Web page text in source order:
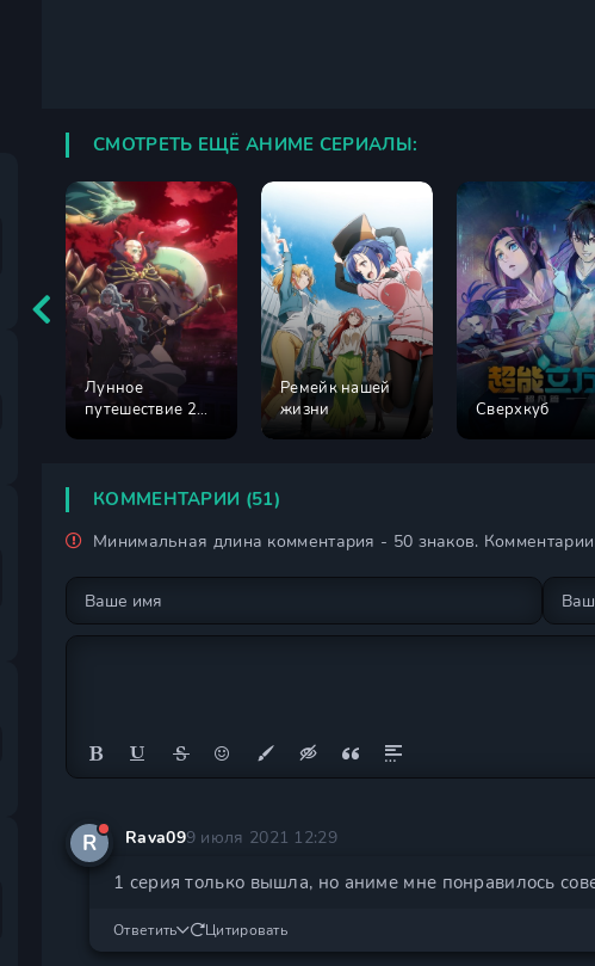
СМОТРЕТЬ ЕЩЁ АНИМЕ СЕРИАЛЫ:
Лунное
путешествие 2
Ремейк нашей
жизни
Сверхкуб
КОММЕНТАРИИ (51)
Минимальная длина комментария - 50 знаков.
R Rava099 июля 2021 12:29
1 серия только вышла, но аниме мне понравилось
Ответить Цитировать